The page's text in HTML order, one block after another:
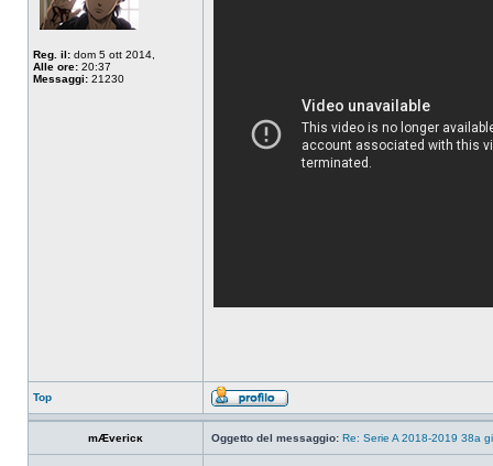
Reg. il: dom 5 ott 2014,
Alle ore: 20:37
Messaggi: 21230
Top
mÆvericĸ Oggetto del messaggio: Re: Serie A 2018-2019 38a